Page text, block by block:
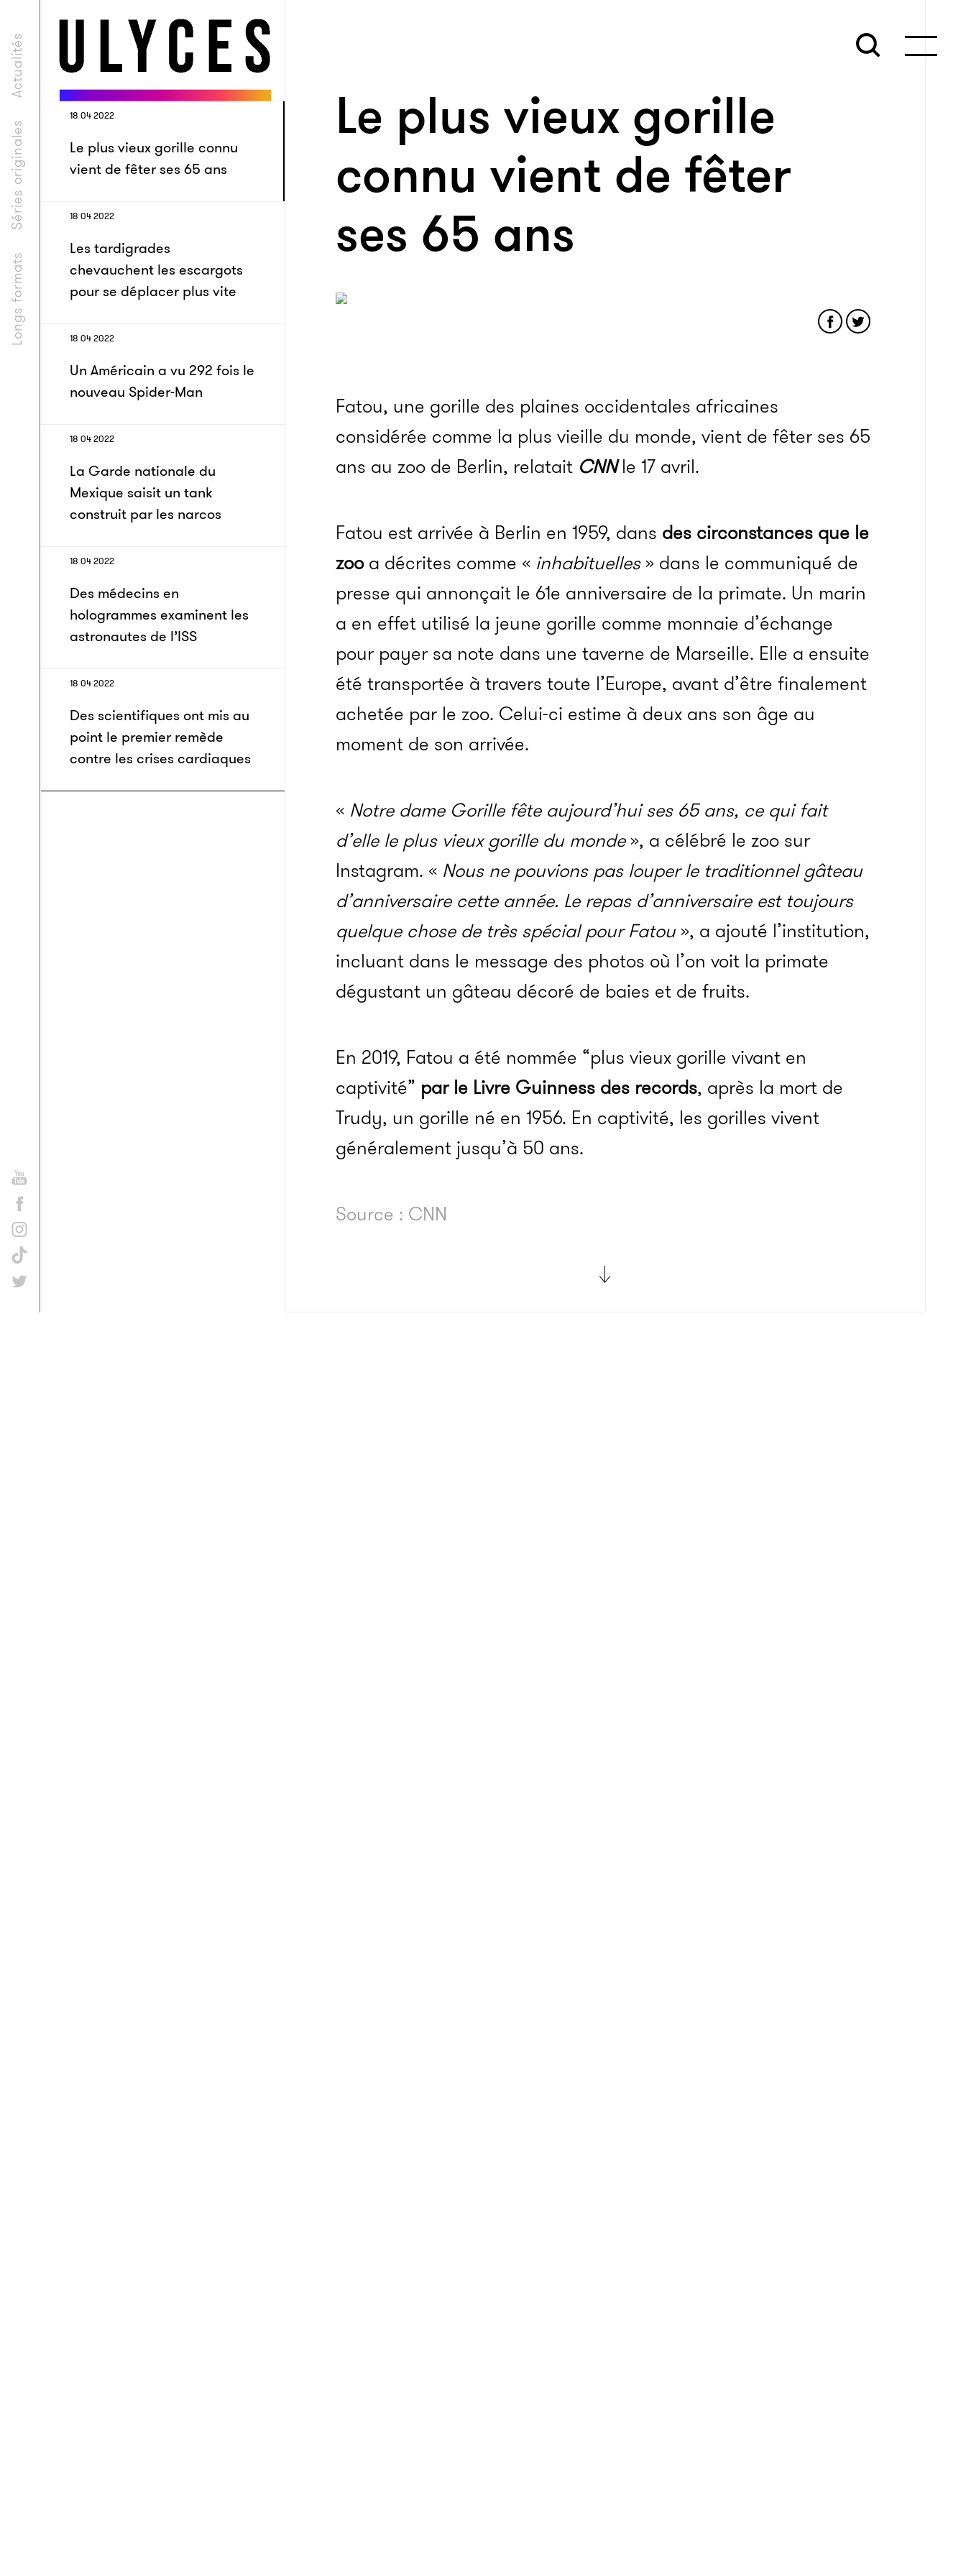
Longs formats
Séries originales
Actualités
18 04 2022
Le plus vieux gorille connu
vient de fêter ses 65 ans
18 04 2022
Les tardigrades
chevauchent les escargots
pour se déplacer plus vite
18 04 2022
Un Américain a vu 292 fois le
nouveau Spider-Man
18 04 2022
La Garde nationale du
Mexique saisit un tank
construit par les narcos
18 04 2022
Des médecins en
hologrammes examinent les
astronautes de l’ISS
18 04 2022
Des scientifiques ont mis au
point le premier remède
contre les crises cardiaques
Le plus vieux gorille
connu vient de fêter
ses 65 ans
Fatou, une gorille des plaines occidentales africaines
considérée comme la plus vieille du monde, vient de fêter ses 65
ans au zoo de Berlin, relatait CNNle 17 avril.
Fatou est arrivée à Berlin en 1959, dans des circonstances que le
zooa décrites comme « inhabituelles» dans le communiqué de
presse qui annonçait le 61e anniversaire de la primate. Un marin
a en effet utilisé la jeune gorille comme monnaie d’échange
pour payer sa note dans une taverne de Marseille. Elle a ensuite
été transportée à travers toute l’Europe, avant d’être finalement
achetée par le zoo. Celui-ci estime à deux ans son âge au
moment de son arrivée.
« Notre dame Gorille fête aujourd’hui ses 65 ans, ce qui fait
d’elle le plus vieux gorille du monde», a célébré le zoo sur
Instagram. « Nous ne pouvions pas louper le traditionnel gâteau
d’anniversaire cette année. Le repas d’anniversaire est toujours
quelque chose de très spécial pour Fatou», a ajouté l’institution,
incluant dans le message des photos où l’on voit la primate
dégustant un gâteau décoré de baies et de fruits.
En 2019, Fatou a été nommée “plus vieux gorille vivant en
captivité” par le Livre Guinness des records, après la mort de
Trudy, un gorille né en 1956. En captivité, les gorilles vivent
généralement jusqu’à 50 ans.
Source : CNN